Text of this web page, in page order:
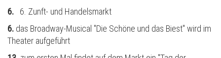
6.
6. Zunft- und Handelsmarkt
6. das Broadway-Musical "Die Schöne und das Biest" wird im
Theater aufgeführt